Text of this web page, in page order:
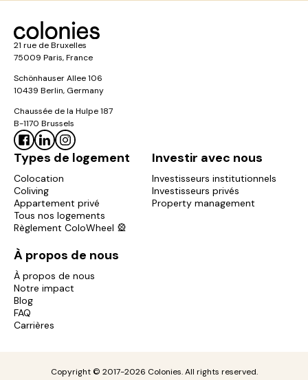
21 rue de Bruxelles
75009 Paris, France
Schönhauser Allee 106
10439 Berlin, Germany
Chaussée de la Hulpe 187
B-1170 Brussels
Types de logement
Colocation
Coliving
Appartement privé
Tous nos logements
Règlement ColoWheel 🎡
Investir avec nous
Investisseurs institutionnels
Investisseurs privés
Property management
À propos de nous
À propos de nous
Notre impact
Blog
FAQ
Carrières
Copyright © 2017-2026 Colonies. All rights reserved.